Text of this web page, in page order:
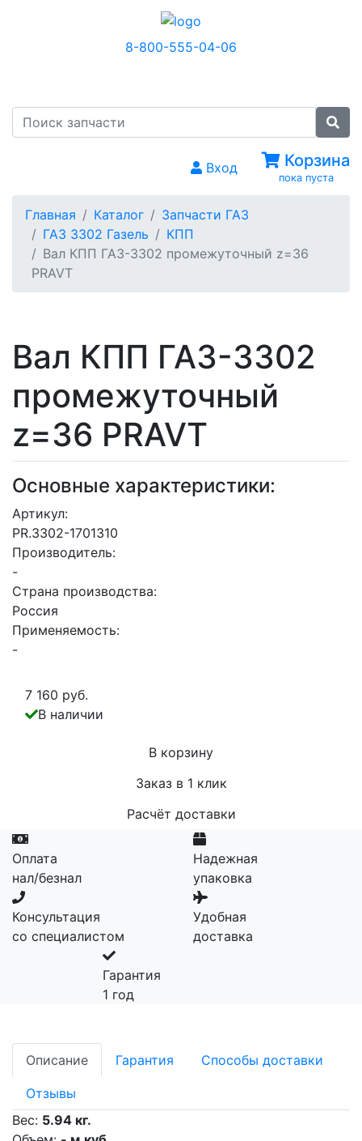
8-800-555-04-06
Вход Корзина
пока пуста
Главная Каталог
Запчасти ГАЗ
ГАЗ 3302 Газель
КПП
Вал КПП ГАЗ-3302 промежуточный z=36
PRAVT
Вал КПП ГАЗ-3302
промежуточный
z=36 PRAVT
Основные характеристики:
Артикул:
PR.3302-1701310
Производитель:
-
Страна производства:
Россия
Применяемость:
-
7 160 руб.
В наличии
В корзину
Заказ в 1 клик
Расчёт доставки
Оплата
нал/безнал
Надежная
упаковка
Консультация
со специалистом
Удобная
доставка
Гарантия
1 год
Описание Гарантия Способы доставки
Отзывы
Вес: 5.94 кг.